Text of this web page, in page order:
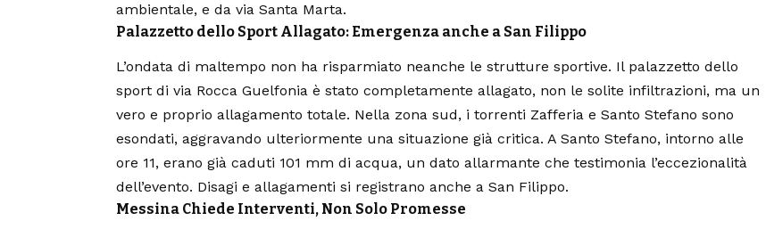
ambientale, e da via Santa Marta.
Palazzetto dello Sport Allagato: Emergenza anche a San Filippo
L’ondata di maltempo non ha risparmiato neanche le strutture sportive. Il palazzetto dello
sport di via Rocca Guelfonia è stato completamente allagato, non le solite infiltrazioni, ma un
vero e proprio allagamento totale. Nella zona sud, i torrenti Zafferia e Santo Stefano sono
esondati, aggravando ulteriormente una situazione già critica. A Santo Stefano, intorno alle
ore 11, erano già caduti 101 mm di acqua, un dato allarmante che testimonia l’eccezionalità
dell’evento. Disagi e allagamenti si registrano anche a San Filippo.
Messina Chiede Interventi, Non Solo Promesse